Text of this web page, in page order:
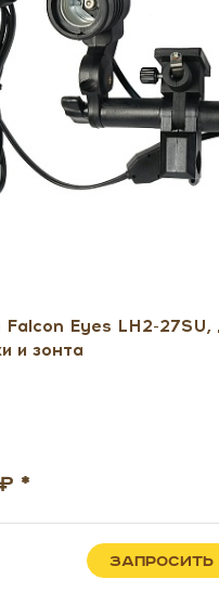
Falcon Eyes LH2-
и зонта
*